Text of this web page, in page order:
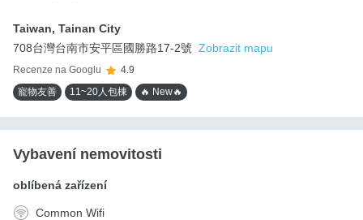
Taiwan, Tainan City
708台灣台南市安平區國勝路17-2號 Zobrazit mapu
Recenze na Googlu
4.9
寵物友善
11~20人包棟 🔥 New🔥
Vybavení nemovitosti
oblíbená zařízení
Common Wifi